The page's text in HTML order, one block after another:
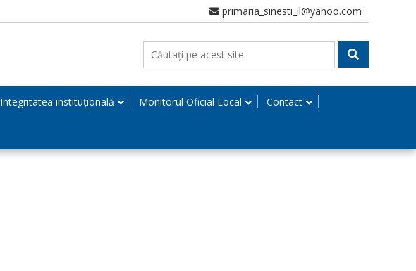
primaria_sinesti_il@yahoo.com
Integritatea instituțională Monitorul Oficial Local Contact